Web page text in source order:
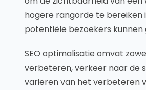
hogere rangorde te bereiken
potentiële bezoekers kunnen
SEO optimalisatie omvat
verbeteren, verkeer naar de
variëren van het verbeteren